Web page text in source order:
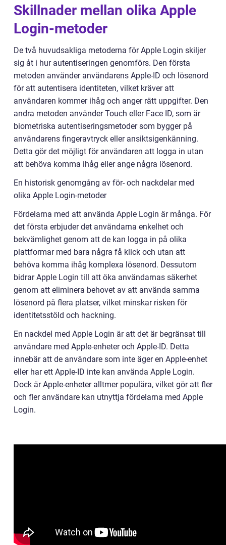
Skillnader mellan olika Apple
Login-metoder
De två huvudsakliga metoderna för Apple Login skiljer
sig åt i hur autentiseringen genomförs. Den första
metoden använder användarens Apple-ID och lösenord
för att autentisera identiteten, vilket kräver att
användaren kommer ihåg och anger rätt uppgifter. Den
andra metoden använder Touch eller Face ID, som är
biometriska autentiseringsmetoder som bygger på
användarens fingeravtryck eller ansiktsigenkänning.
Detta gör det möjligt för användaren att logga in utan
att behöva komma ihåg eller ange några lösenord.
En historisk genomgång av för- och nackdelar med
olika Apple Login-metoder
Fördelarna med att använda Apple Login är många. För
det första erbjuder det användarna enkelhet och
bekvämlighet genom att de kan logga in på olika
plattformar med bara några få klick och utan att
behöva komma ihåg komplexa lösenord. Dessutom
bidrar Apple Login till att öka användarnas säkerhet
genom att eliminera behovet av att använda samma
lösenord på flera platser, vilket minskar risken för
identitetsstöld och hackning.
En nackdel med Apple Login är att det är begränsat till
användare med Apple-enheter och Apple-ID. Detta
innebär att de användare som inte äger en Apple-enhet
eller har ett Apple-ID inte kan använda Apple Login.
Dock är Apple-enheter alltmer populära, vilket gör att fler
och fler användare kan utnyttja fördelarna med Apple
Login.